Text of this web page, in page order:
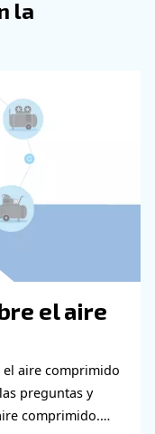
y
y tienen una
el
aceite adecuado
aspectos clave a
el caudal de aire y
necesidades
cumplir estos
requisitos de
compresor exento
para el aire